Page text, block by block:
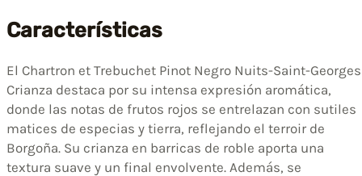
Características
El Chartron et Trebuchet Pinot Negro Nuits-Saint-Georges
Crianza destaca por su intensa expresión aromática,
donde las notas de frutos rojos se entrelazan con sutiles
matices de especias y tierra, reflejando el terroir de
Borgoña. Su crianza en barricas de roble aporta una
textura suave y un final envolvente. Además, se